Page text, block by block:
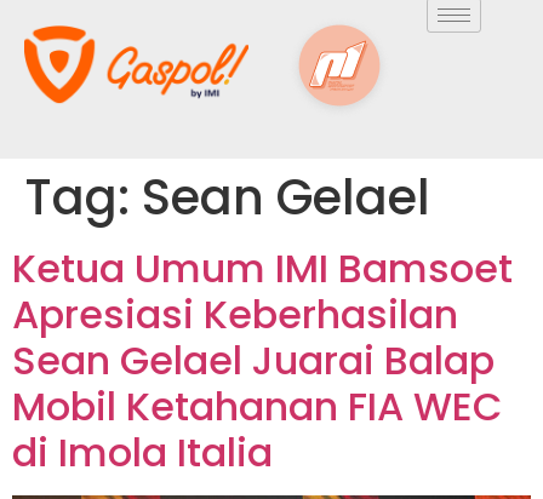
Tag: Sean Gelael
Ketua Umum IMI Bamsoet
Apresiasi Keberhasilan
Sean Gelael Juarai Balap
Mobil Ketahanan FIA WEC
di Imola Italia